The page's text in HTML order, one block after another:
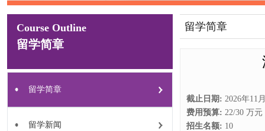
Course Outline
留学简章
留学简章
留学新闻
留学简章
截止日期: 2026年11
费用预算: 22/30 万
招生名额: 10